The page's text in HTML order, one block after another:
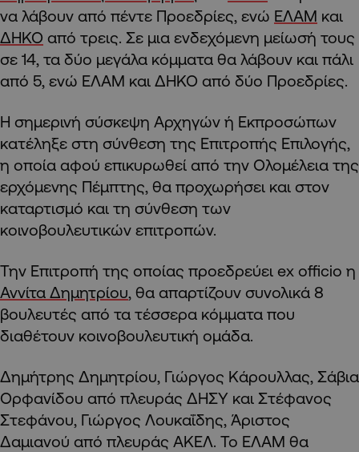
να λάβουν από πέντε Προεδρίες, ενώ ΕΛΑΜ και
ΔΗΚΟ από τρεις. Σε μια ενδεχόμενη μείωσή τους
σε 14, τα δύο μεγάλα κόμματα θα λάβουν και πάλι
από 5, ενώ ΕΛΑΜ και ΔΗΚΟ από δύο Προεδρίες.
Η σημερινή σύσκεψη Αρχηγών ή Εκπροσώπων
κατέληξε στη σύνθεση της Επιτροπής Επιλογής,
η οποία αφού επικυρωθεί από την Ολομέλεια της
ερχόμενης Πέμπτης, θα προχωρήσει και στον
καταρτισμό και τη σύνθεση των
κοινοβουλευτικών επιτροπών.
Την Επιτροπή της οποίας προεδρεύει ex officio η
Αννίτα Δημητρίου, θα απαρτίζουν συνολικά 8
βουλευτές από τα τέσσερα κόμματα που
διαθέτουν κοινοβουλευτική ομάδα.
Δημήτρης Δημητρίου, Γιώργος Κάρουλλας, Σάβια
Ορφανίδου από πλευράς ΔΗΣΥ και Στέφανος
Στεφάνου, Γιώργος Λουκαΐδης, Άριστος
Δαμιανού από πλευράς ΑΚΕΛ. Το ΕΛΑΜ θα